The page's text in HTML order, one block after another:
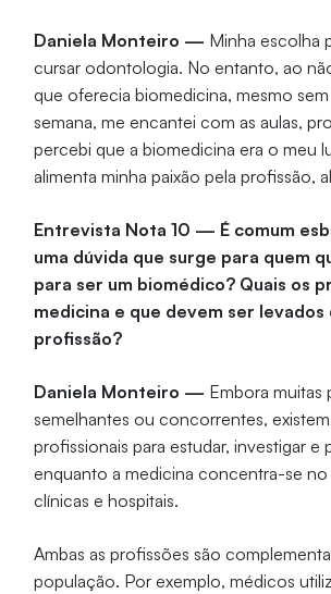
Daniela Monteiro — Minha escolha
cursar odontologia. No entanto, ao
que oferecia biomedicina, mesmo
semana, me encantei com as aulas,
percebi que a biomedicina era o meu
alimenta minha paixão pela profissão,
Entrevista Nota 10 — É comum
uma dúvida que surge para quem
para ser um biomédico? Quais os
medicina e que devem ser
profissão?
Daniela Monteiro — Embora
semelhantes ou concorrentes,
profissionais para estudar, investigar
enquanto a medicina concentra-se
clínicas e hospitais.
Ambas as profissões são
população. Por exemplo, médicos